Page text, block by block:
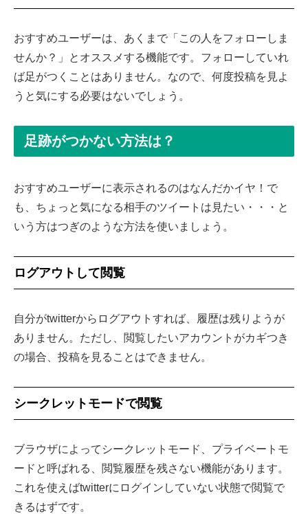
おすすめユーザーは、あくまで「この人をフォローしま
せんか？」とオススメする機能です。フォローしていれ
ば足がつくことはありません。なので、何度投稿を見よ
うと気にする必要はないでしょう。
足跡がつかない方法は？
おすすめユーザーに表示されるのはなんだかイヤ！で
も、ちょっと気になる相手のツイートは見たい・・・と
いう方はつぎのような方法を使いましょう。
ログアウトして閲覧
自分がtwitterからログアウトすれば、履歴は残りようが
ありません。ただし、閲覧したいアカウントがカギつき
の場合、投稿を見ることはできません。
シークレットモードで閲覧
ブラウザによってシークレットモード、プライベートモ
ードと呼ばれる、閲覧履歴を残さない機能があります。
これを使えばtwitterにログインしていない状態で閲覧で
きるはずです。